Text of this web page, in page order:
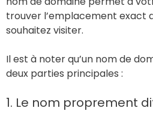
trouver l’emplacement exact
souhaitez visiter.
Il est à noter qu’un nom de
deux parties principales :
1. Le nom proprement